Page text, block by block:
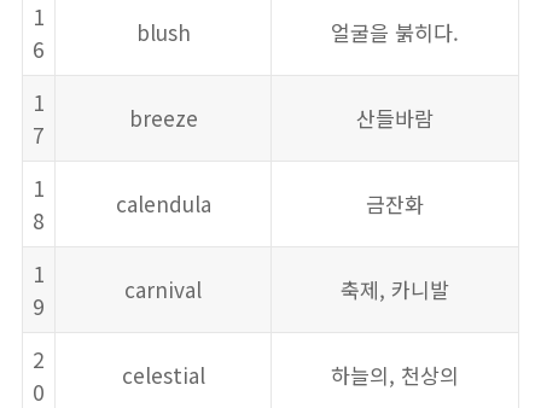
1
6
blush 얼굴을 붉히다.
1
7
breeze 산들바람
1
8
calendula 금잔화
1
9
carnival 축제, 카니발
2
0
celestial 하늘의, 천상의